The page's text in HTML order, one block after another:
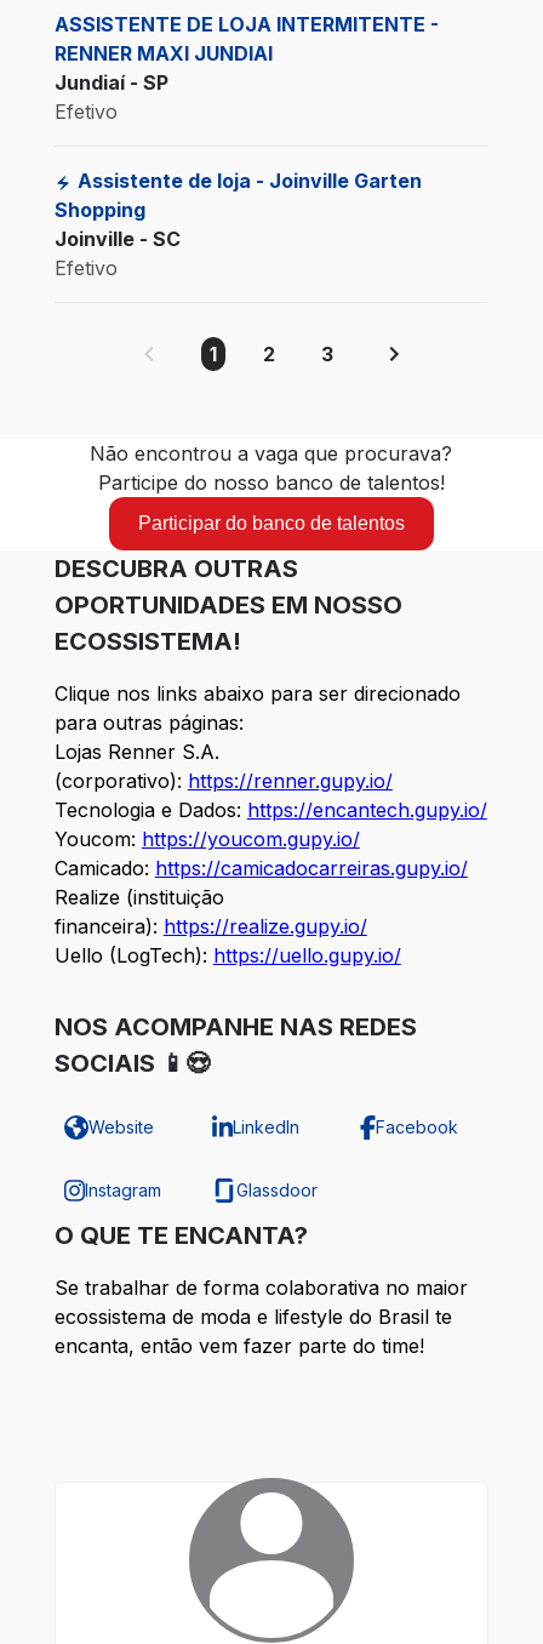
ASSISTENTE DE LOJA INTERMITENTE -
RENNER MAXI JUNDIAI
Jundiaí - SP
Efetivo
Assistente de loja - Joinville Garten
Shopping
Joinville - SC
Efetivo
1 2 3
Não encontrou a vaga que procurava?
Participe do nosso banco de talentos!
Participar do banco de talentos
DESCUBRA OUTRAS
OPORTUNIDADES EM NOSSO
ECOSSISTEMA!
Clique nos links abaixo para ser direcionado
para outras páginas:
Lojas Renner S.A.
(corporativo): https://renner.gupy.io/
Tecnologia e Dados: https://encantech.gupy.io/
Youcom: https://youcom.gupy.io/
Camicado: https://camicadocarreiras.gupy.io/
Realize (instituição
financeira): https://realize.gupy.io/
Uello (LogTech): https://uello.gupy.io/
NOS ACOMPANHE NAS REDES
SOCIAIS 📱😍
Website LinkedIn Facebook
Instagram Glassdoor
O QUE TE ENCANTA?
Se trabalhar de forma colaborativa no maior
ecossistema de moda e lifestyle do Brasil te
encanta, então vem fazer parte do time!